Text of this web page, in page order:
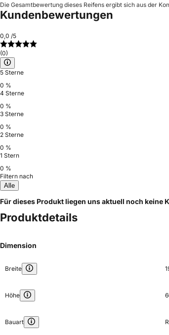
Die Gesamtbewertung dieses Reifens ergibt sich aus der
Kundenbewertungen
0,0 /5
(0)
5 Sterne
0 %
4 Sterne
0 %
3 Sterne
0 %
2 Sterne
0 %
1 Stern
0 %
Filtern nach
Alle
Für dieses Produkt liegen uns aktuell noch keine
Produktdetails
Dimension
Breite
Höhe
Bauart R